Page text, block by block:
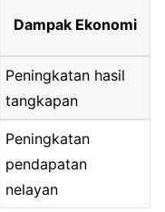
Dampak Ekonomi
Peningkatan hasil
tangkapan
Peningkatan
pendapatan
nelayan